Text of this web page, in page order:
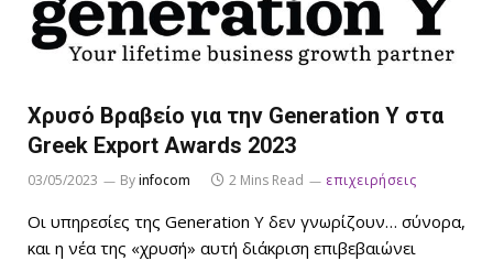
Χρυσό Βραβείο για την Generation Y στα
Greek Export Awards 2023
03/05/2023 Byinfocom 2 Mins Read επιχειρήσεις
Οι υπηρεσίες της Generation Y δεν γνωρίζουν… σύνορα,
και η νέα της «χρυσή» αυτή διάκριση επιβεβαιώνει